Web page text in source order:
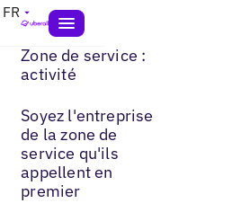
FR
Zone de service :
activité
Soyez l'entreprise
de la zone de
service qu'ils
appellent en
premier